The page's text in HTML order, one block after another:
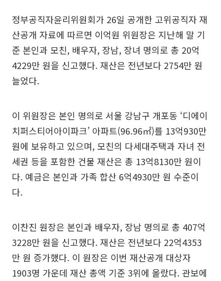
정부공직자윤리위원회가 26일 공개한 고위공직자 재
산공개 자료에 따르면 이억원 위원장은 지난해 말 기
준 본인과 모친, 배우자, 장남, 장녀 명의로 총 20억
4229만 원을 신고했다. 재산은 전년보다 2754만 원
늘었다.
이 위원장은 본인 명의로 서울 강남구 개포동 ‘디에이
치퍼스티어아이파크’ 아파트(96.96㎡)를 13억930만
원에 보유하고 있으며, 모친의 다세대주택과 자녀 전
세권 등을 포함한 건물 재산은 총 13억8130만 원이
다. 예금은 본인과 가족 합산 6억4930만 원 수준이
다.
이찬진 원장은 본인과 배우자, 장남 명의로 총 407억
3228만 원을 신고했다. 재산은 전년보다 22억4353
만 원 증가했다. 이 원장은 이번 재산공개 대상자
1903명 가운데 재산 총액 기준 3위에 올랐다. 관보에